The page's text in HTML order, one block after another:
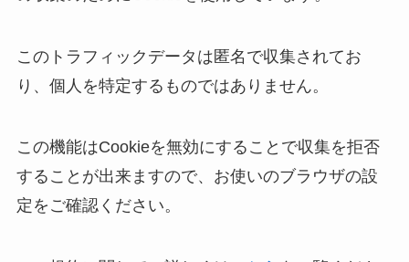
このトラフィックデータは匿名で収集されてお
り、個人を特定するものではありません。
この機能はCookieを無効にすることで収集を拒否
することが出来ますので、お使いのブラウザの設
定をご確認ください。